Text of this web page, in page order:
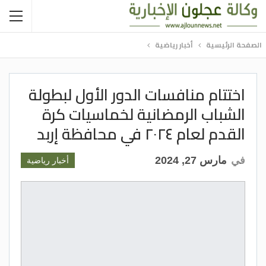
الصفحة الرئيسية أخبار رياضية
اختتام منافسات الدور الأول لبطولة
الشباب الرمضانية لخماسيات كرة
القدم لعام ٢٠٢٤ في محافظة إربد
أخبار رياضية في مارس 27, 2024